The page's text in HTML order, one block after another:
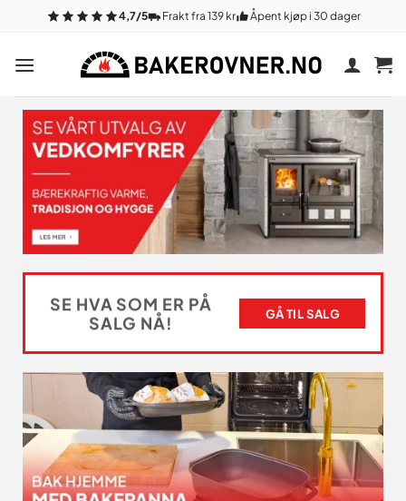
innhold
4,7/5 Frakt fra 139 kr Åpent kjøp i 30 dager
SE HVA SOM ER PÅ
SALG NÅ!
GÅ TIL SALG